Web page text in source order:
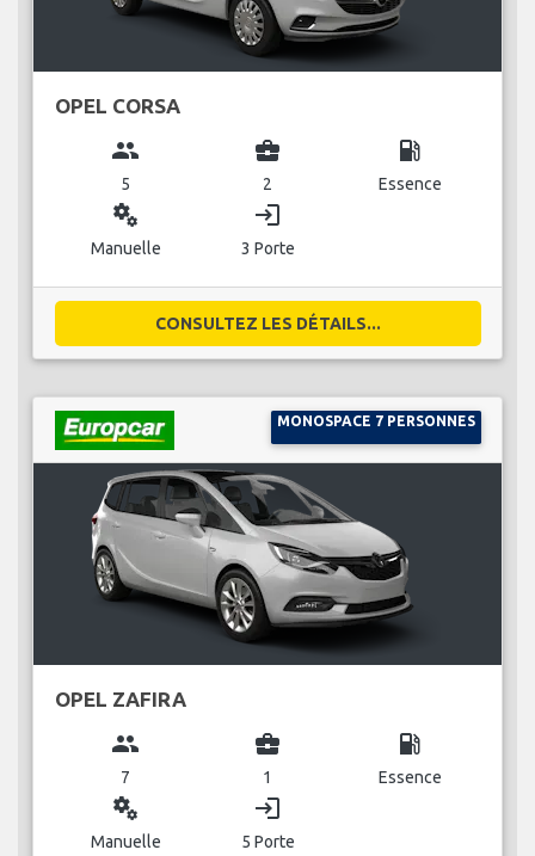
OPEL CORSA
group
5
business_center
2
local_gas_station
Essence
miscellaneous_services
Manuelle
login
3 Porte
CONSULTEZ LES DÉTAILS...
MONOSPACE 7 PERSONNES
OPEL ZAFIRA
group
7
business_center
1
local_gas_station
Essence
miscellaneous_services
Manuelle
login
5 Porte